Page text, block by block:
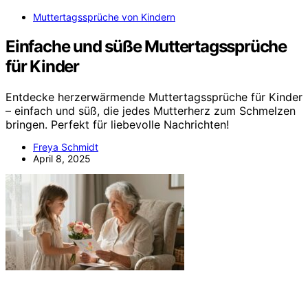
Muttertagssprüche von Kindern
Einfache und süße Muttertagssprüche
für Kinder
Entdecke herzerwärmende Muttertagssprüche für Kinder
– einfach und süß, die jedes Mutterherz zum Schmelzen
bringen. Perfekt für liebevolle Nachrichten!
Freya Schmidt
April 8, 2025